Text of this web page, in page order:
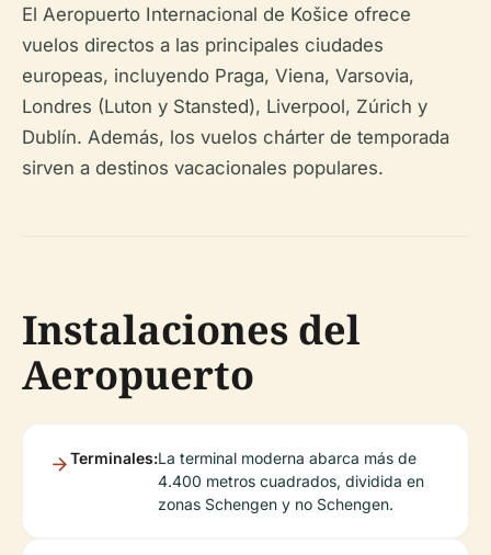
El Aeropuerto Internacional de Košice ofrece
vuelos directos a las principales ciudades
europeas, incluyendo Praga, Viena, Varsovia,
Londres (Luton y Stansted), Liverpool, Zúrich y
Dublín. Además, los vuelos chárter de temporada
sirven a destinos vacacionales populares.
Instalaciones del
Aeropuerto
Terminales:La terminal moderna abarca más de
4.400 metros cuadrados, dividida en
zonas Schengen y no Schengen.